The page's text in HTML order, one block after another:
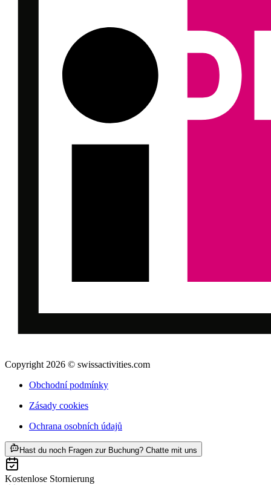
Copyright 2026 © swissactivities.com
Obchodní podmínky
Zásady cookies
Ochrana osobních údajů
Hast du noch Fragen zur Buchung? Chatte mit uns
Kostenlose Stornierung